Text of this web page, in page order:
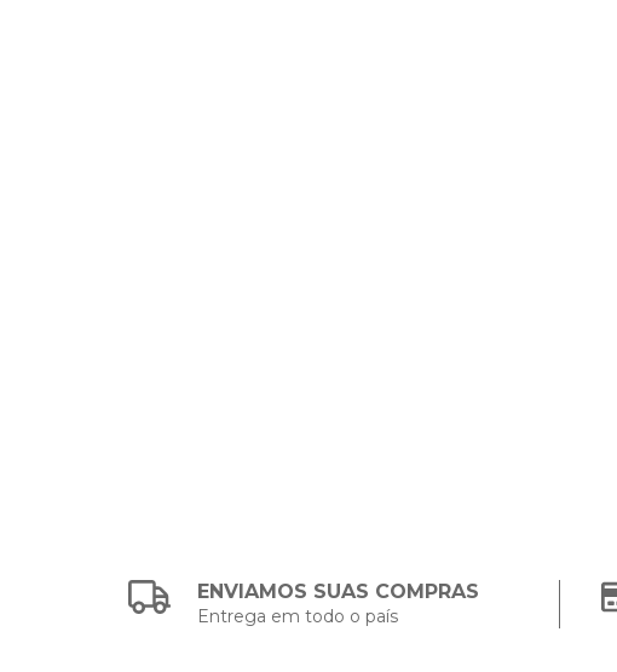
ENVIAMOS SUAS COMPRAS
Entrega em todo o país